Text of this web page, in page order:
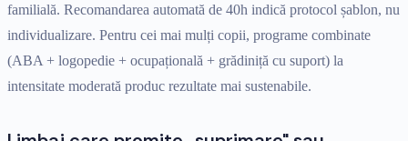
familială. Recomandarea automată de 40h indică protocol șablon, nu
individualizare. Pentru cei mai mulți copii, programe combinate
(ABA + logopedie + ocupațională + grădiniță cu suport) la
intensitate moderată produc rezultate mai sustenabile.